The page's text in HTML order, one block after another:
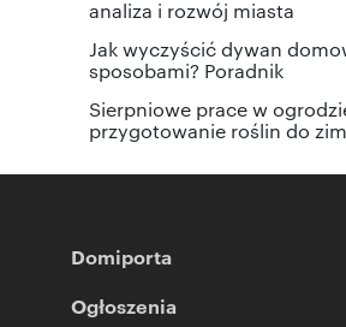
analiza i rozwój miasta
Jak wyczyścić dywan
sposobami? Poradnik
Sierpniowe prace w
przygotowanie roślin do
Domiporta
Ogłoszenia